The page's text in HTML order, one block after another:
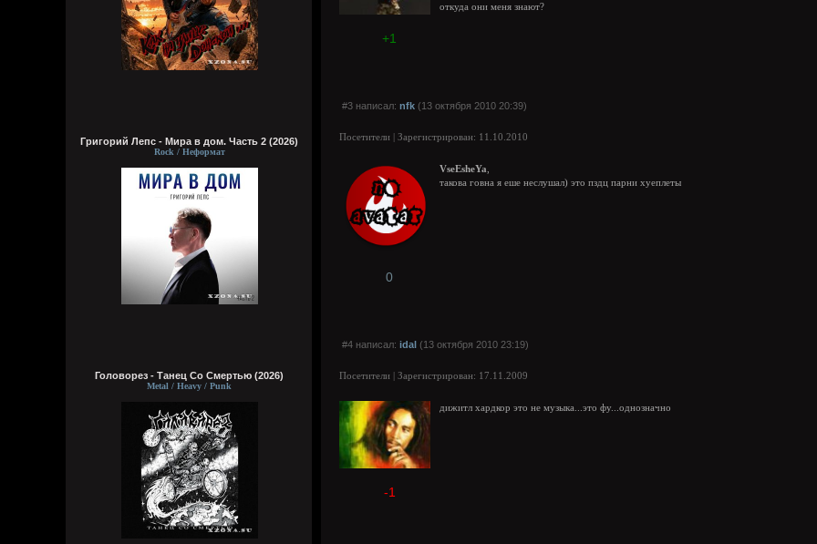
Григорий Лепс - Мира в дом. Часть 2 (2026)
Rock / Неформат
Головорез - Tанец Со Смертью (2026)
Metal / Heavy / Punk
откуда они меня знают?
+1
#3 написал: nfk (13 октября 2010 20:39)
Посетители | Зарегистрирован: 11.10.2010
VseEsheYa
такова говна я еше неслушал) это пздц парни хуеплеты
0
#4 написал: idal (13 октября 2010 23:19)
Посетители | Зарегистрирован: 17.11.2009
дижитл хардкор это не музыка...это фу...однозначно
-1